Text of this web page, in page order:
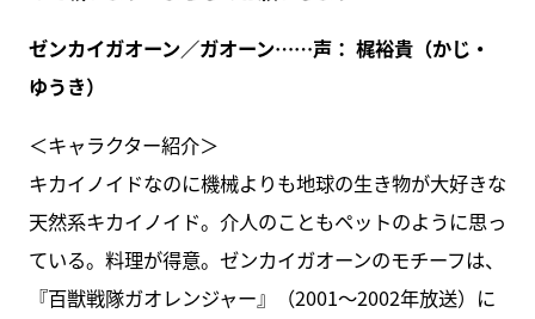
ゼンカイガオーン／ガオーン……声： 梶裕貴（かじ・
ゆうき）
＜キャラクター紹介＞
キカイノイドなのに機械よりも地球の生き物が大好きな
天然系キカイノイド。介人のこともペットのように思っ
ている。料理が得意。ゼンカイガオーンのモチーフは、
『百獣戦隊ガオレンジャー』（2001～2002年放送）に